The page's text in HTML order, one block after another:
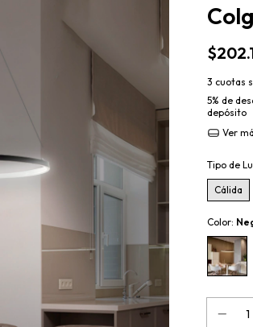
3 cuotas
5% de
depósito
Ver
Tipo de
Cálida
Color: